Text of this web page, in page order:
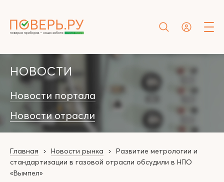
НОВОСТИ
Новости портала
Новости отрасли
Главная Новости рынка
Развитие метрологии и
стандартизации в газовой отрасли обсудили в НПО
«Вымпел»